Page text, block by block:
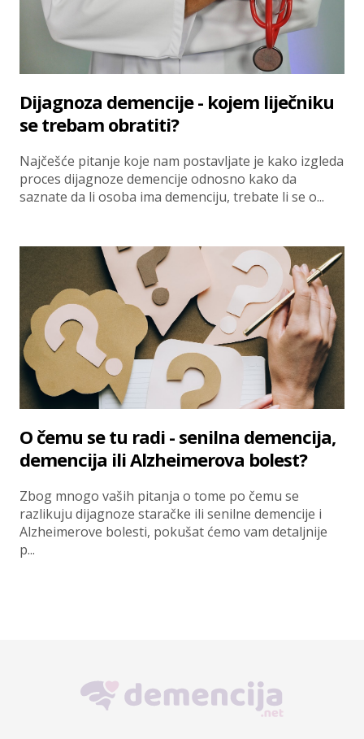
Dijagnoza demencije - kojem liječniku
se trebam obratiti?
Najčešće pitanje koje nam postavljate je kako izgleda
proces dijagnoze demencije odnosno kako da
saznate da li osoba ima demenciju, trebate li se o...
O čemu se tu radi - senilna demencija,
demencija ili Alzheimerova bolest?
Zbog mnogo vaših pitanja o tome po čemu se
razlikuju dijagnoze staračke ili senilne demencije i
Alzheimerove bolesti, pokušat ćemo vam detaljnije
p...